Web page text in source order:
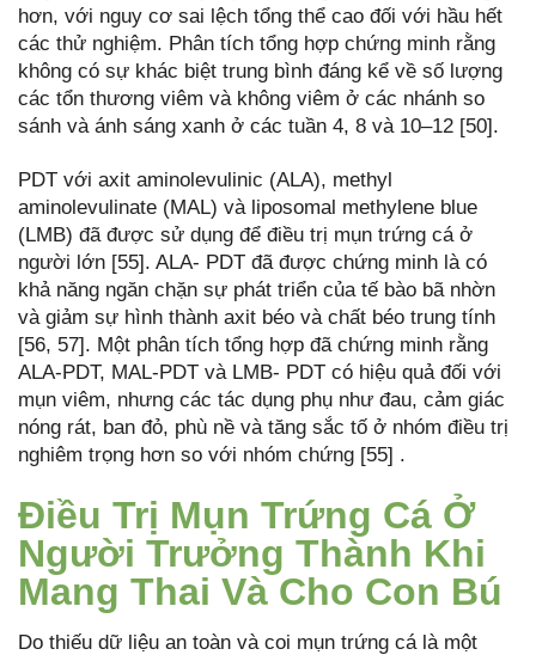
hơn, với nguy cơ sai lệch tổng thể cao đối với hầu hết
các thử nghiệm. Phân tích tổng hợp chứng minh rằng
không có sự khác biệt trung bình đáng kể về số lượng
các tổn thương viêm và không viêm ở các nhánh so
sánh và ánh sáng xanh ở các tuần 4, 8 và 10–12 [50].
PDT với axit aminolevulinic (ALA), methyl
aminolevulinate (MAL) và liposomal methylene blue
(LMB) đã được sử dụng để điều trị mụn trứng cá ở
người lớn [55]. ALA- PDT đã được chứng minh là có
khả năng ngăn chặn sự phát triển của tế bào bã nhờn
và giảm sự hình thành axit béo và chất béo trung tính
[56, 57]. Một phân tích tổng hợp đã chứng minh rằng
ALA-PDT, MAL-PDT và LMB- PDT có hiệu quả đối với
mụn viêm, nhưng các tác dụng phụ như đau, cảm giác
nóng rát, ban đỏ, phù nề và tăng sắc tố ở nhóm điều trị
nghiêm trọng hơn so với nhóm chứng [55] .
Điều Trị Mụn Trứng Cá Ở
Người Trưởng Thành Khi
Mang Thai Và Cho Con Bú
Do thiếu dữ liệu an toàn và coi mụn trứng cá là một